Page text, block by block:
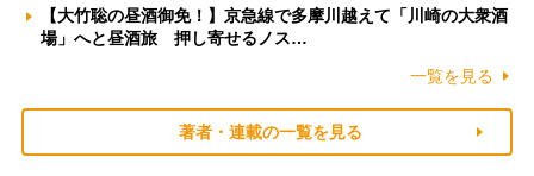
【大竹聡の昼酒御免！】京急線で多摩川越えて「川崎の大衆酒
場」へと昼酒旅 押し寄せるノス…
一覧を見る
著者・連載の一覧を見る